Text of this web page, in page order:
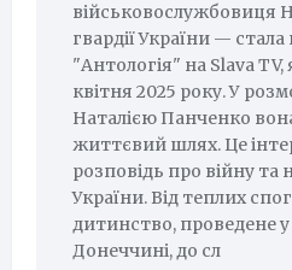
військовослужбовиця
гвардії України —
"Антологія" на Slava
квітня 2025 року. У
Наталією Панченко
життєвий шлях. Це
розповідь про війну та
України. Від теплих
дитинство, проведене
Донеччині, до сл